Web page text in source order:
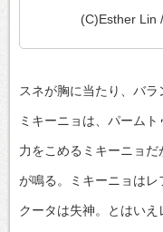
(C)Esther Lin
スネが胸に当たり、バ
ミキーニョは、パーム
力をこめるミキーニョ
が鳴る。ミキーニョはレ
クータは失神。とはい